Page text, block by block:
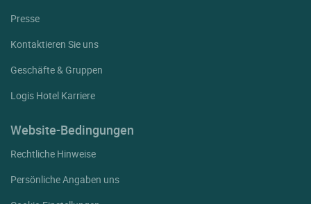
Presse
Kontaktieren Sie uns
Geschäfte & Gruppen
Logis Hotel Karriere
Website-Bedingungen
Rechtliche Hinweise
Persönliche Angaben uns